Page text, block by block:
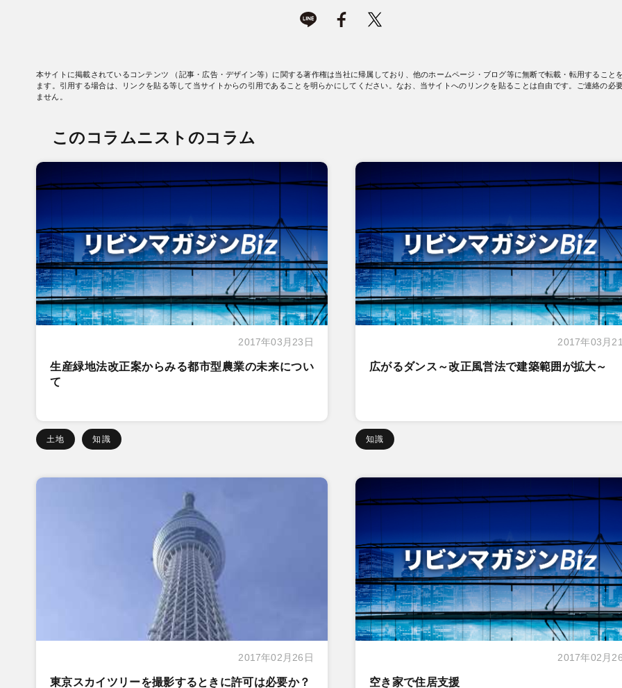
本サイトに掲載されているコンテンツ （記事・広告・デザイン等）に関する著作権は当社に帰属しており、他のホームページ・ブログ等に無断で転載・転用すること
ます。引用する場合は、リンクを貼る等して当サイトからの引用であることを明らかにしてください。なお、当サイトへのリンクを貼ることは自由です。ご連絡の必
ません。
このコラムニストのコラム
2017年03月23日
生産緑地法改正案からみる都市型農業の未来につい
て
土地 知識
2017年03月
広がるダンス～改正風営法で建築範囲が拡大～
知識
2017年02月26日
東京スカイツリーを撮影するときに許可は必要か？
2017年02月
空き家で住居支援